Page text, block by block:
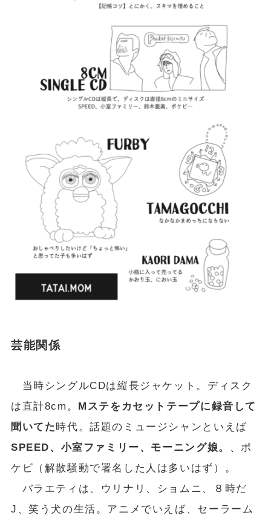
芸能関係
当時シングルCDは縦長ジャケット。ディスク
は直計8cm。
Mステをカセットテープに録音して
聞いてた時代。話題のミュージシャンといえば
SPEED、小室ファミリー、モーニング娘。
、ポ
ケビ（解散騒動で署名した人は多いはず）。
バラエティは、ウリナリ、ショムニ、８時だ
J、笑う犬の生活。アニメでいえば、セーラーム